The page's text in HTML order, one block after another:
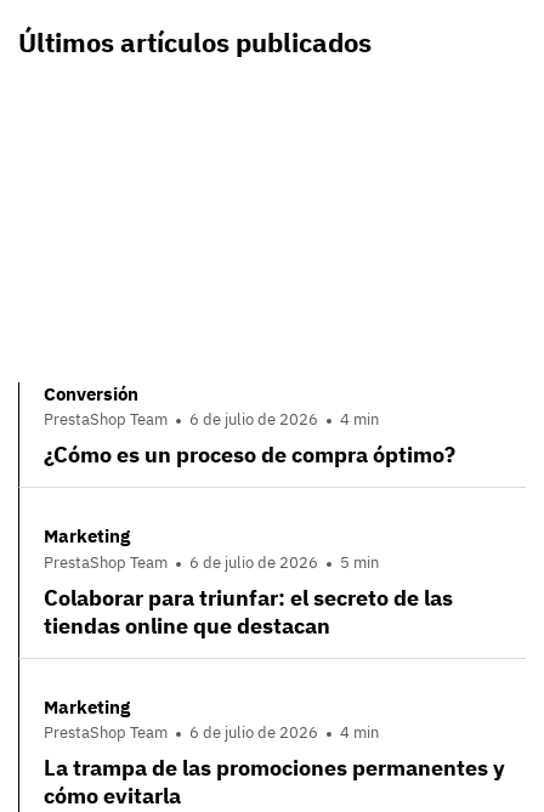
Últimos artículos publicados
Conversión
PrestaShop Team 6 de julio de 2026 4 min
¿Cómo es un proceso de compra óptimo?
Marketing
PrestaShop Team 6 de julio de 2026 5 min
Colaborar para triunfar: el secreto de las
tiendas online que destacan
Marketing
PrestaShop Team 6 de julio de 2026 4 min
La trampa de las promociones permanentes y
cómo evitarla